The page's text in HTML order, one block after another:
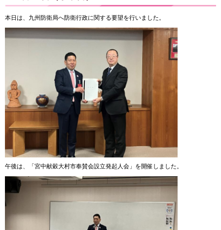
本日は、九州防衛局へ防衛行政に関する要望を行いました。
午後は、「宮中献穀大村市奉賛会設立発起人会」を開催しました。